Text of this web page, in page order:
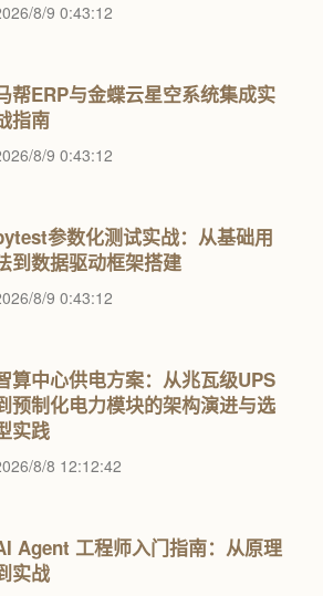
8/9 0:43:12
帮ERP与金蝶云星空系统集成实
指南
8/9 0:43:12
参数化测试实战：从基础用
到数据驱动框架搭建
8/9 0:43:12
算中心供电方案：从兆瓦级UPS
预制化电力模块的架构演进与选
实践
8/8 12:12:42
Agent 工程师入门指南：从原理
实战